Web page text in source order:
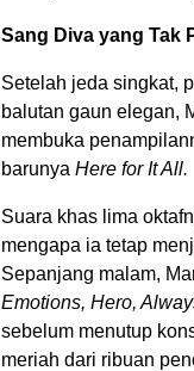
Sang Diva yang Tak
Setelah jeda singkat,
balutan gaun elegan,
membuka
barunya Here for It All.
Suara khas lima
mengapa ia tetap
Sepanjang malam,
Emotions, Hero,
sebelum menutup
meriah dari ribuan